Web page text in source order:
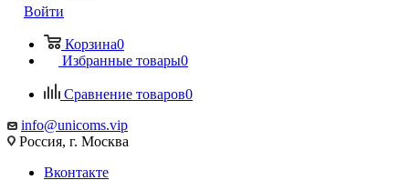
Войти
Корзина0
Избранные товары0
Сравнение товаров0
info@unicoms.vip
Россия, г. Москва
Вконтакте